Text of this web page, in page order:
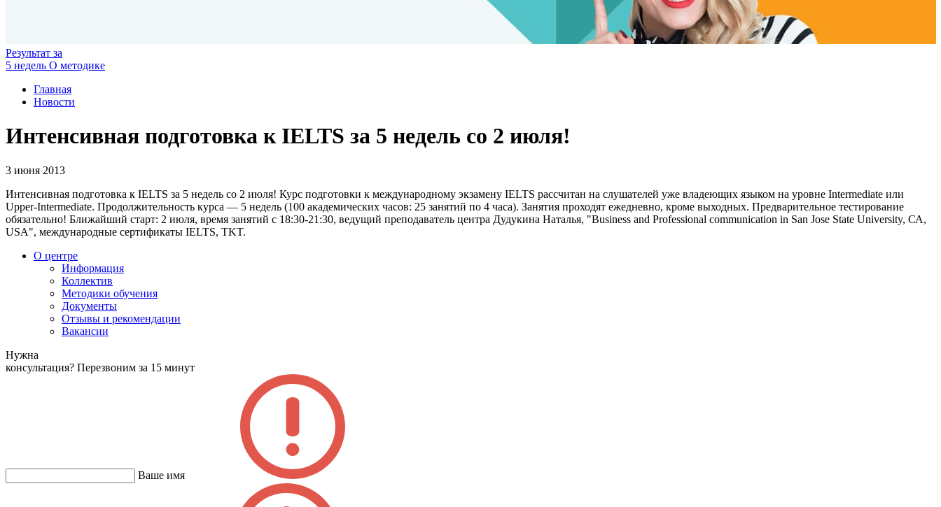
Результат за
5 недель О методике
Главная
Новости
Интенсивная подготовка к IELTS за 5 недель со 2 июля!
3 июня 2013
Интенсивная подготовка к IELTS за 5 недель со 2 июля! Курс подготовки к международному экзамену IELTS рассчитан на слушателей уже владеющих языком на уровне Intermediate или
Upper-Intermediate. Продолжительность курса — 5 недель (100 академических часов: 25 занятий по 4 часа). Занятия проходят ежедневно, кроме выходных. Предварительное тестирование
обязательно! Ближайший старт: 2 июля, время занятий с 18:30-21:30, ведущий преподаватель центра Дудукина Наталья, "Business and Professional communication in San Jose State University, СА,
USA", международные сертификаты IELTS, TKT.
О центре
Информация
Коллектив
Методики обучения
Документы
Отзывы и рекомендации
Вакансии
Нужна
консультация? Перезвоним за 15 минут
Ваше имя